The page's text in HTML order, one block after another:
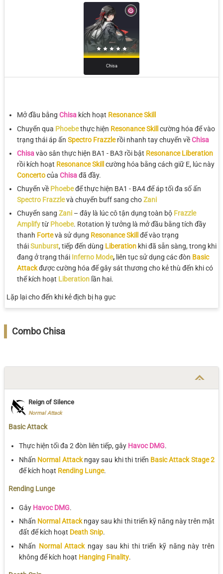
Chisa
Mở đầu bằng Chisa kích hoạt Resonance Skill
Chuyển qua Phoebethực hiện Resonance Skillcường hóa để vào
trạng thái áp ấn Spectro Frazzle rồi nhanh tay chuyển vềChisa
Chisavào sân thực hiện BA1 - BA3 rồi bật Resonance Liberation
rồi kích hoạt Resonance Skill cường hóa bằng cách giữ E, lúc này
Concertocủa Chisađã đầy.
Chuyển về Phoebeđể thực hiện BA1 - BA4 để áp tối đa số ấn
Spectro Frazzlevà chuyển buff sang choZani
Chuyển sang Zani – đây là lúc cô tận dụng toàn bộ Frazzle
Amplifytừ Phoebe. Rotation lý tưởng là mở đầu bằng tích đầy
thanh Fortevà sử dụng Resonance Skill để vào trạng
tháiSunburst, tiếp đến dùng Liberation khi đã sẵn sàng, trong khi
đang ở trạng thái Inferno Mode, liên tục sử dụng các đòn Basic
Attackđược cường hóa để gây sát thương cho kẻ thù đến khi có
thể kích hoạt Liberation lần hai.
Lặp lại cho đến khi kẻ địch bị hạ gục
Combo Chisa
Reign of Silence
Normal Attack
Basic Attack
Thực hiện tối đa 2 đòn liên tiếp, gây Havoc DMG.
Nhấn Normal Attackngay sau khi thi triển Basic Attack Stage 2
để kích hoạt Rending Lunge.
Rending Lunge
Gây Havoc DMG.
Nhấn Normal Attackngay sau khi thi triển kỹ năng này trên mặt
đất để kích hoạt Death Snip.
Nhấn Normal Attackngay sau khi thi triển kỹ năng này trên
không để kích hoạt Hanging Finality.